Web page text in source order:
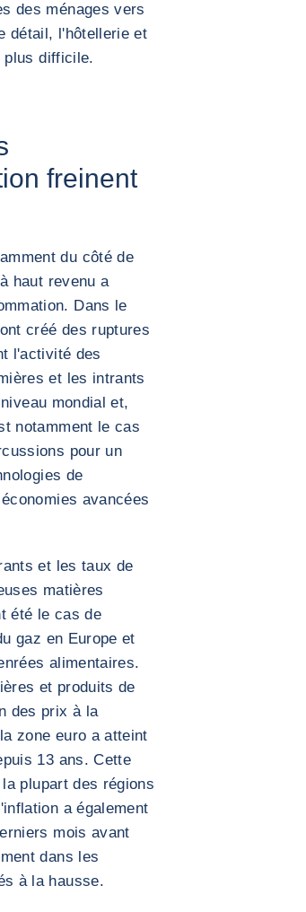
des ménages vers
détail, l'hôtellerie et
plus difficile.
freinent
du côté de
haut revenu a
Dans le
créé des ruptures
l'activité des
et les intrants
mondial et,
notamment le cas
pour un
de
avancées
et les taux de
matières
été le cas de
gaz en Europe et
alimentaires.
et produits de
des prix à la
zone euro a atteint
13 ans. Cette
plupart des régions
a également
mois avant
dans les
à la hausse.